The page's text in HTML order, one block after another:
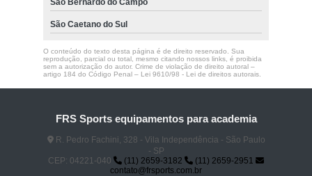
São Caetano do Sul
O conteúdo do texto desta página é de direito reservado. Sua
reprodução, parcial ou total, mesmo citando nossos links, é proibida
sem a autorização do autor. Crime de violação de direito autoral –
artigo 184 do Código Penal – Lei 9610/98 - Lei de direitos autorais.
FRS Sports equipamentos para academia
R. Pedro Fachini, 328 - Vila Independência - São Paulo
- SP
CEP: 04221-040
(11) 2659-3182
(11) 2659-2951
contato@frsports.com.br